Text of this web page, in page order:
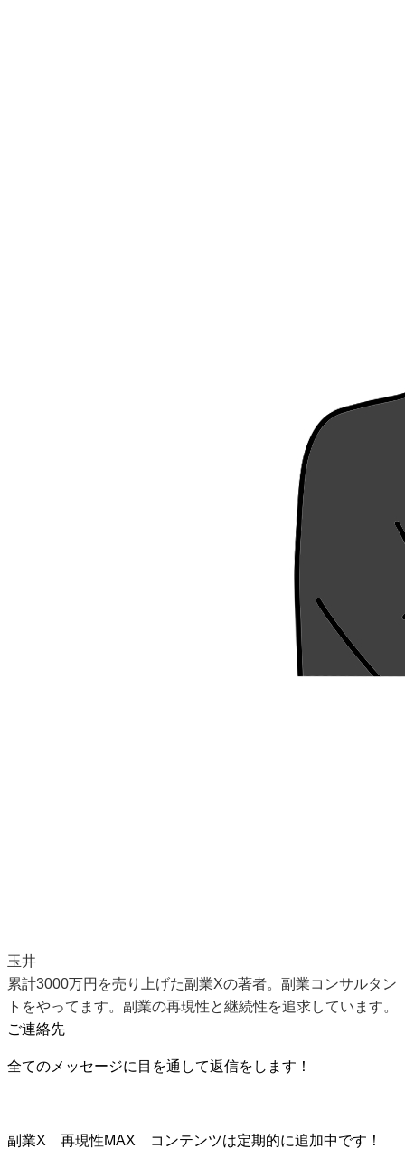
玉井
累計3000万円を売り上げた副業Xの著者。副業コンサルタン
トをやってます。副業の再現性と継続性を追求しています。
ご連絡先
全てのメッセージに目を通して返信をします！
副業X 再現性MAX コンテンツは定期的に追加中です！